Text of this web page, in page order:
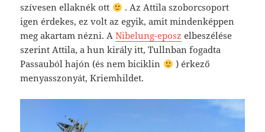
szívesen ellaknék ott
. Az Attila szoborcsoport
igen érdekes, ez volt az egyik, amit mindenképpen
meg akartam nézni. ANibelung-eposz elbeszélése
szerint Attila, a hun király itt, Tullnban fogadta
Passauból hajón (és nem biciklin
) érkező
menyasszonyát, Kriemhildet.